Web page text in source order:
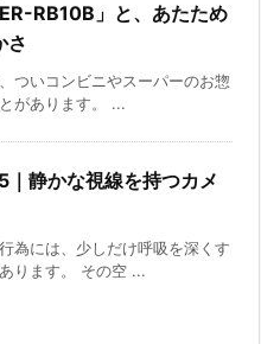
RB10B」と、あたため
さ
ついコンビニやスーパーのお惣
があります。 ...
｜静かな視線を持つカメ
為には、少しだけ呼吸を深くす
ります。 その空 ...